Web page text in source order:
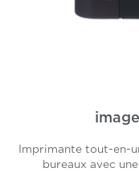
Imprimante tout-en-
bureaux avec